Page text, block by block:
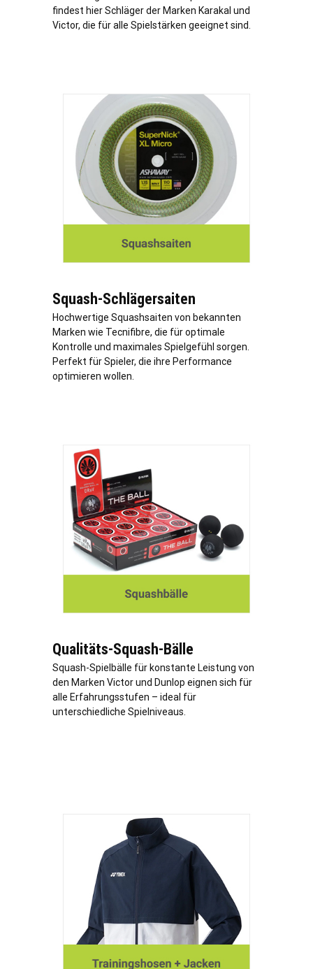
findest hier Schläger der Marken Karakal und
Victor, die für alle Spielstärken geeignet sind.
Squash-Schlägersaiten
Hochwertige Squashsaiten von bekannten
Marken wie Tecnifibre, die für optimale
Kontrolle und maximales Spielgefühl sorgen.
Perfekt für Spieler, die ihre Performance
optimieren wollen.
Qualitäts-Squash-Bälle
Squash-Spielbälle für konstante Leistung von
den Marken Victor und Dunlop eignen sich für
alle Erfahrungsstufen – ideal für
unterschiedliche Spielniveaus.